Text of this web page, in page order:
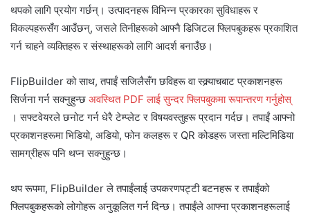
थपको लागि प्रयोग गर्छन्। उत्पादनहरू विभिन्न प्रकारका सुविधाहरू र
विकल्पहरूसँग आउँछन्, जसले तिनीहरूको आफ्नै डिजिटल फ्लिपबुकहरू प्रकाशित
गर्न चाहने व्यक्तिहरू र संस्थाहरूको लागि आदर्श बनाउँछ।
FlipBuilder को साथ, तपाईं सजिलैसँग छविहरू वा स्क्र्याचबाट प्रकाशनहरू
सिर्जना गर्न सक्नुहुन्छ अवस्थित PDF लाई सुन्दर फ्लिपबुकमा रूपान्तरण गर्नुहोस्
। सफ्टवेयरले छनोट गर्न धेरै टेम्प्लेट र विषयवस्तुहरू प्रदान गर्दछ। तपाईं आफ्नो
प्रकाशनहरूमा भिडियो, अडियो, फोन कलहरू र QR कोडहरू जस्ता मल्टिमिडिया
सामग्रीहरू पनि थप्न सक्नुहुन्छ।
थप रूपमा, FlipBuilder ले तपाईंलाई उपकरणपट्टी बटनहरू र तपाईंको
फ्लिपबुकहरूको लोगोहरू अनुकूलित गर्न दिन्छ। तपाईंले आफ्ना प्रकाशनहरूलाई